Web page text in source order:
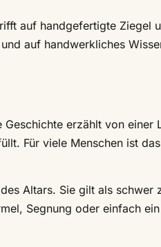
auf handgefertigte Ziegel
auf handwerkliches
erzählt von einer
Für viele Menschen ist
Altars. Sie gilt als schwer
Segnung oder einfach